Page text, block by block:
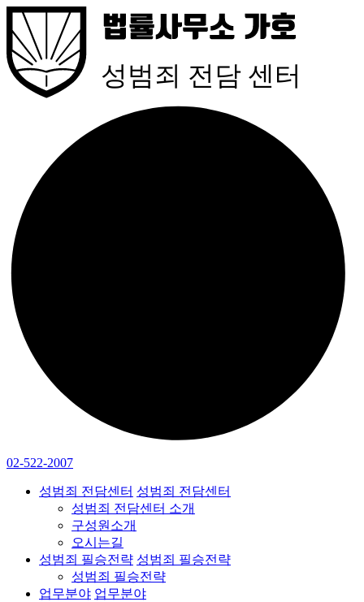
성범죄 전담 센터
02-522-2007
성범죄 전담센터 성범죄 전담센터
성범죄 전담센터 소개
구성원소개
오시는길
성범죄 필승전략 성범죄 필승전략
성범죄 필승전략
업무분야 업무분야